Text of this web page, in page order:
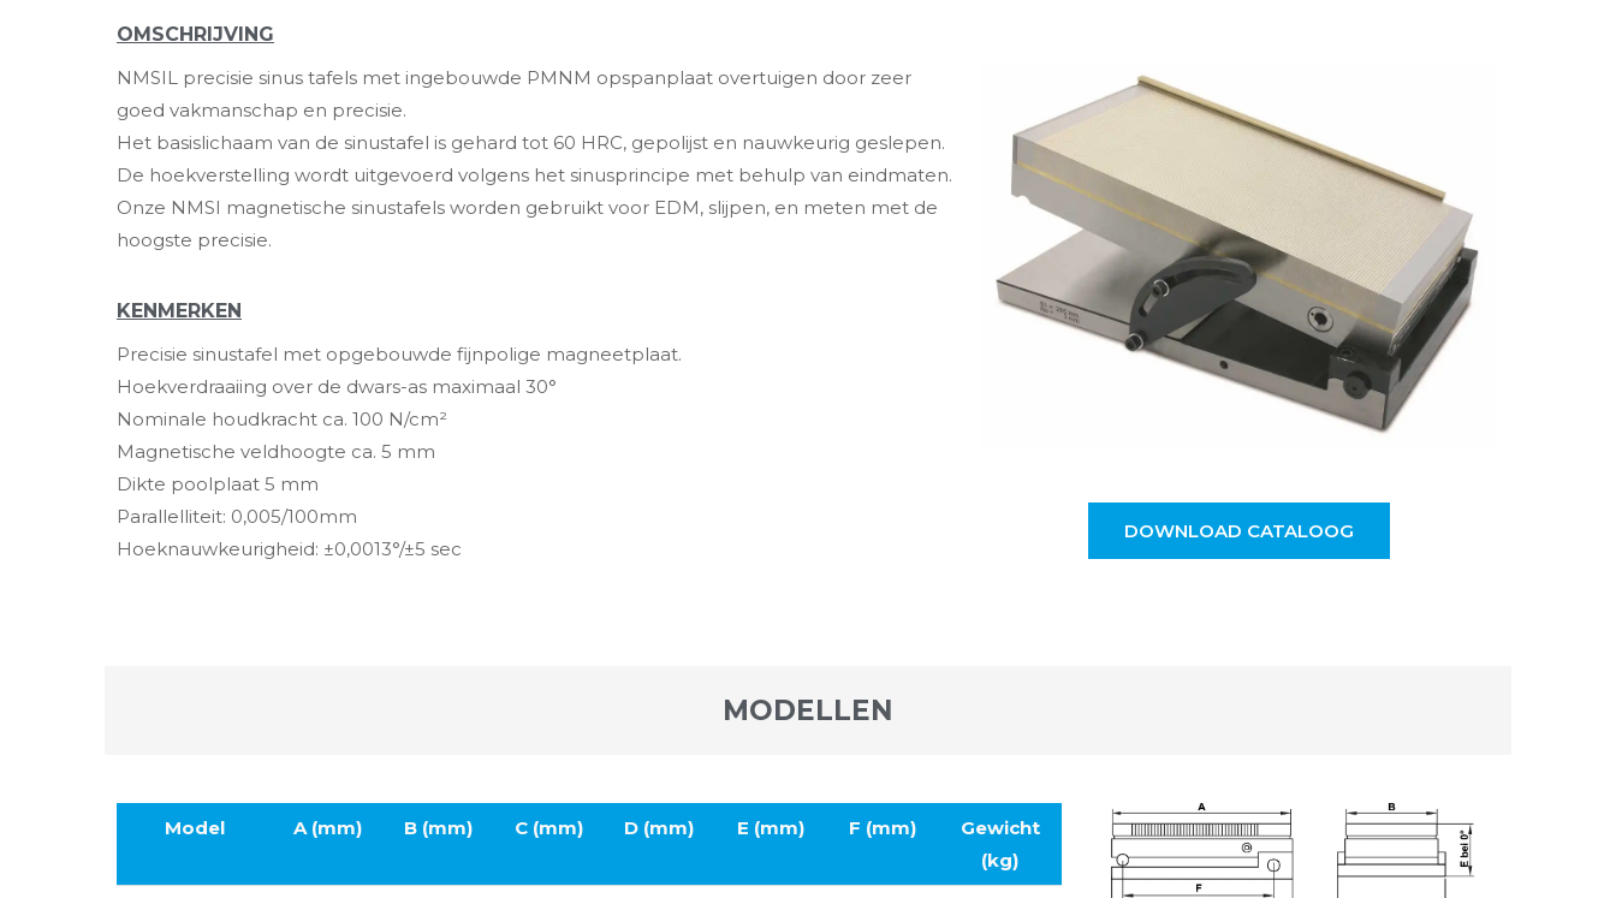
OMSCHRIJVING
NMSIL precisie sinus tafels met ingebouwde PMNM opspanplaat overtuigen door zeer
goed vakmanschap en precisie.
Het basislichaam van de sinustafel is gehard tot 60 HRC, gepolijst en nauwkeurig geslepen.
De hoekverstelling wordt uitgevoerd volgens het sinusprincipe met behulp van eindmaten.
Onze NMSI magnetische sinustafels worden gebruikt voor EDM, slijpen, en meten met de
hoogste precisie.
KENMERKEN
Precisie sinustafel met opgebouwde fijnpolige magneetplaat.
Hoekverdraaiing over de dwars-as maximaal 30°
Nominale houdkracht ca. 100 N/cm²
Magnetische veldhoogte ca. 5 mm
Dikte poolplaat 5 mm
Parallelliteit: 0,005/100mm
Hoeknauwkeurigheid: ±0,0013°/±5 sec
DOWNLOAD CATALOOG
MODELLEN
Model A (mm) B (mm) C (mm) D (mm) E (mm) F (mm)
Gewicht
(kg)